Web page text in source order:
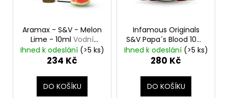
Aramax - S&V - Melon
Lime - 10ml Vodní
meloun s limetkou
Ihned k odeslání (>5 ks)
234 Kč
DO KOŠÍKU
Infamous Originals
S&V Papa´s Blood 10ml
Jahoda s kiwi
Ihned k odeslání (>5 ks)
280 Kč
DO KOŠÍKU